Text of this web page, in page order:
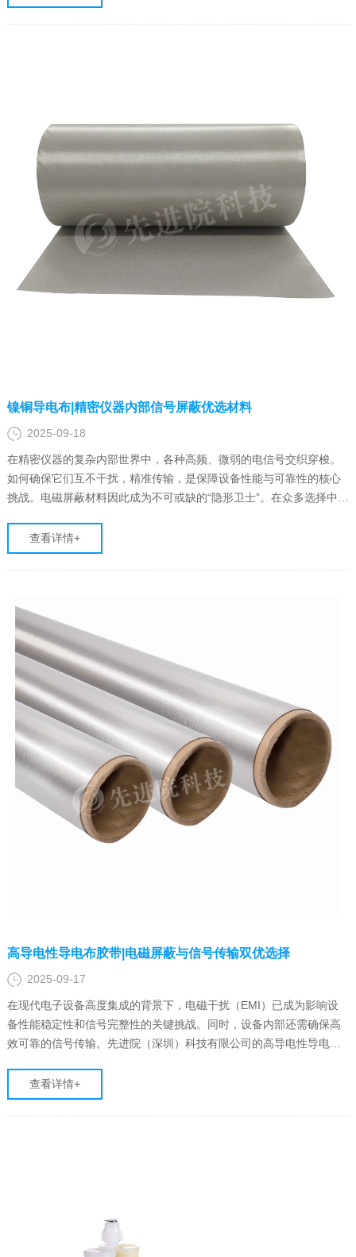
板（FPC）连接领……
镍铜导电布|精密仪器内部信号屏蔽优选材料
2025-09-18
在精密仪器的复杂内部世界中，各种高频、微弱的电信号交织穿梭。
如何确保它们互不干扰，精准传输，是保障设备性能与可靠性的核心
挑战。电磁屏蔽材料因此成为不可或缺的“隐形卫士”。在众多选择中，
颖而出，成为精密仪器内部信号屏蔽的优选材料。
查看详情+
高导电性导电布胶带|电磁屏蔽与信号传输双优选择
2025-09-17
在现代电子设备高度集成的背景下，电磁干扰（EMI）已成为影响设
备性能稳定性和信号完整性的关键挑战。同时，设备内部还需确保高
效可靠的信号传输。先进院（深圳）科技有限公司的高导电性导电布
蔽和信号传输问题的优雅而高效的解决方案。
查看详情+